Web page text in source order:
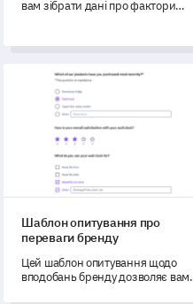
вам зібрати дані про фактори
середовище.
Шаблон опитування про
Шаблон опитування про
переваги бренду
Цей шаблон опитування щодо
вподобань бренду дозволяє вам